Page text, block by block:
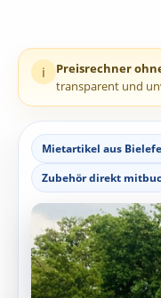
i Preisrechner
transparent und
Mietartikel aus
Zubehör direkt